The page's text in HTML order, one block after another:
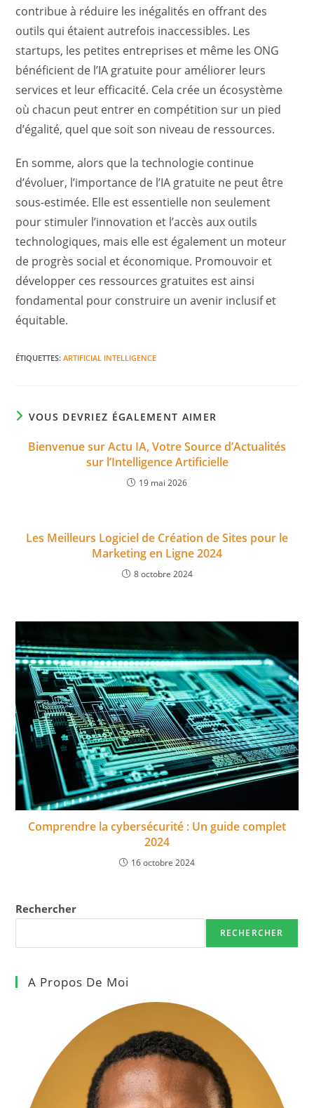
contribue à réduire les inégalités en offrant des
outils qui étaient autrefois inaccessibles. Les
startups, les petites entreprises et même les ONG
bénéficient de l’IA gratuite pour améliorer leurs
services et leur efficacité. Cela crée un écosystème
où chacun peut entrer en compétition sur un pied
d’égalité, quel que soit son niveau de ressources.
En somme, alors que la technologie continue
d’évoluer, l’importance de l’IA gratuite ne peut être
sous-estimée. Elle est essentielle non seulement
pour stimuler l’innovation et l’accès aux outils
technologiques, mais elle est également un moteur
de progrès social et économique. Promouvoir et
développer ces ressources gratuites est ainsi
fondamental pour construire un avenir inclusif et
équitable.
ÉTIQUETTES:ARTIFICIAL INTELLIGENCE
VOUS DEVRIEZ ÉGALEMENT AIMER
Bienvenue sur Actu IA, Votre Source d’Actualités
sur l’Intelligence Artificielle
19 mai 2026
Les Meilleurs Logiciel de Création de Sites pour le
Marketing en Ligne 2024
8 octobre 2024
Comprendre la cybersécurité : Un guide complet
2024
16 octobre 2024
Rechercher
RECHERCHER
A Propos De Moi